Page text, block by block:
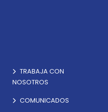
TRABAJA CON
NOSOTROS
COMUNICADOS